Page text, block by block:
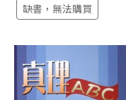
缺書，無法購買